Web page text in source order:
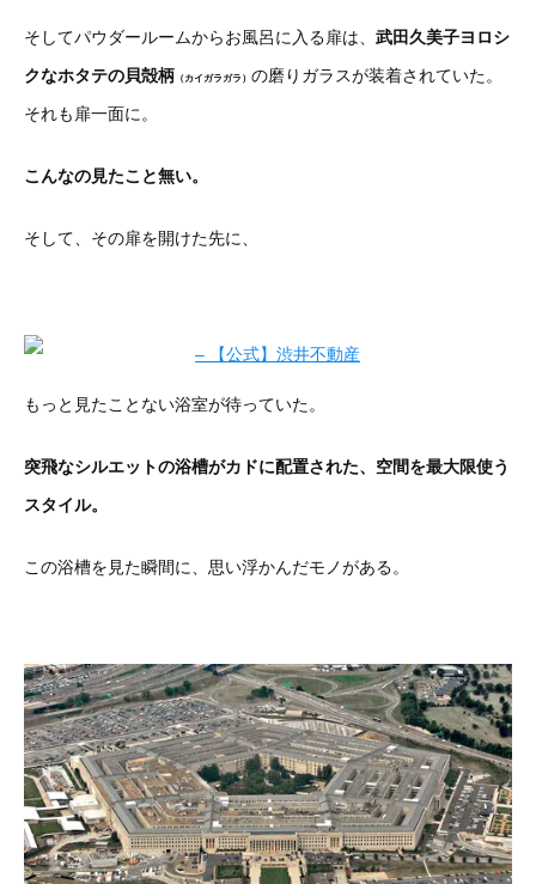
そしてパウダールームからお風呂に入る扉は、 武田久美子ヨロシ
クなホタテの貝殻柄 （カイガラガラ） の磨りガラスが装着されていた。
それも扉一面に。
こんなの見たこと無い。
そして、その扉を開けた先に、
もっと見たことない浴室が待っていた。
突飛なシルエットの浴槽がカドに配置された、空間を最大限使う
スタイル。
この浴槽を見た瞬間に、思い浮かんだモノがある。